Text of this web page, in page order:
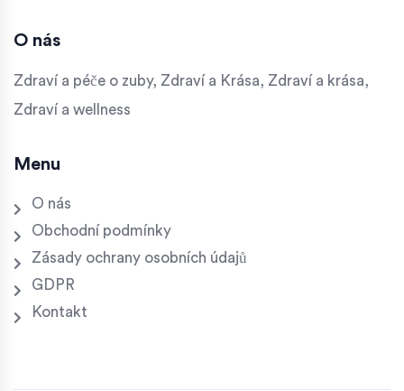
O nás
Zdraví a péče o zuby, Zdraví a Krása, Zdraví a krása,
Zdraví a wellness
Menu
O nás
Obchodní podmínky
Zásady ochrany osobních údajů
GDPR
Kontakt